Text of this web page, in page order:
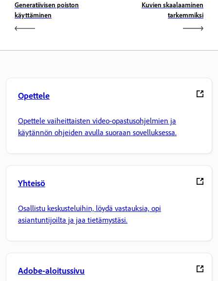
Generatiivisen poiston
käyttäminen
Kuvien skaalaaminen
tarkemmiksi
Opettele
Opettele vaiheittaisten video-opastusohjelmien ja
käytännön ohjeiden avulla suoraan sovelluksessa.
Yhteisö
Osallistu keskusteluihin, löydä vastauksia, opi
asiantuntijoilta ja jaa tietämystäsi.
Adobe-aloitussivu